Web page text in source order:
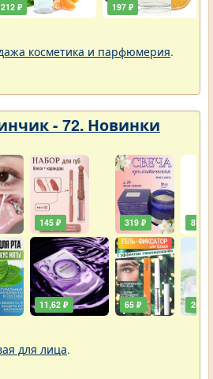
212 ₽ 197 ₽
косметика и парфюмерия.
- 72. Новинки
145 ₽
11,62 ₽
319 ₽
65 ₽
87 ₽
261 ₽
для лица.